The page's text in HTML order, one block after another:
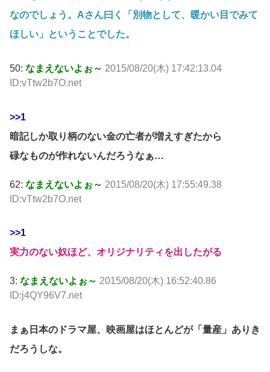
なのでしょう。Aさん曰く「別物として、暖かい目でみて
ほしい」ということでした。
50: なまえないよぉ～ 2015/08/20(木) 17:42:13.04
ID:vTtw2b7O.net
>>1
暗記しか取り柄のない金の亡者が増えすぎたから
碌なものが作れないんだろうなぁ…
62: なまえないよぉ～ 2015/08/20(木) 17:55:49.38
ID:vTtw2b7O.net
>>1
実力のない奴ほど、オリジナリティを出したがる
3: なまえないよぉ～ 2015/08/20(木) 16:52:40.86
ID:j4QY96V7.net
まぁ日本のドラマ屋、映画屋はほとんどが「量産」ありき
だろうしな。